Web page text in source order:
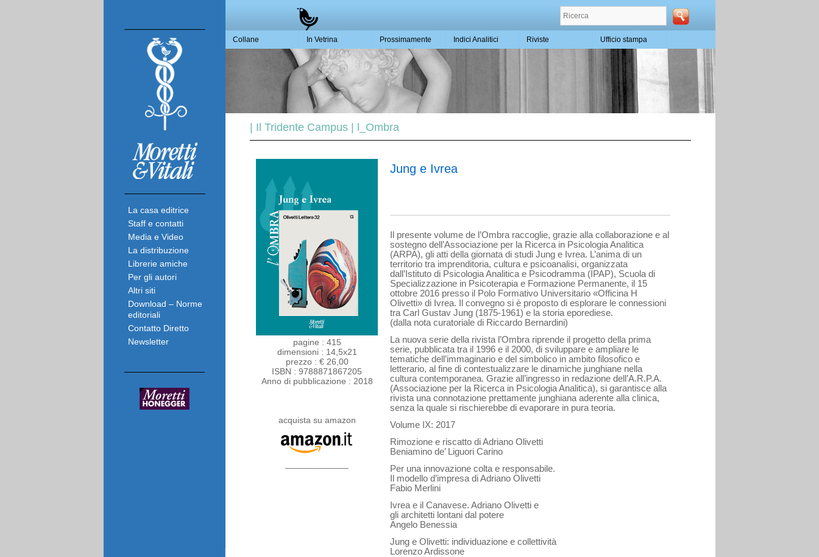
La casa editrice
Staff e contatti
Media e Video
La distribuzione
Librerie amiche
Per gli autori
Altri siti
Download – Norme
editoriali
Contatto Diretto
Newsletter
Collane In Vetrina Prossimamente Indici Analitici Riviste Ufficio stampa
| Il Tridente Campus | l_Ombra
pagine : 415
dimensioni : 14,5x21
prezzo : € 26,00
ISBN : 9788871867205
Anno di pubblicazione : 2018
acquista su amazon
Jung e Ivrea
Il presente volume de l’Ombra raccoglie, grazie alla collaborazione e al
sostegno dell’Associazione per la Ricerca in Psicologia Analitica
(ARPA), gli atti della giornata di studi Jung e Ivrea. L’anima di un
territorio tra imprenditoria, cultura e psicoanalisi, organizzata
dall’Istituto di Psicologia Analitica e Psicodramma (IPAP), Scuola di
Specializzazione in Psicoterapia e Formazione Permanente, il 15
ottobre 2016 presso il Polo Formativo Universitario «Officina H
Olivetti» di Ivrea. Il convegno si è proposto di esplorare le connessioni
tra Carl Gustav Jung (1875-1961) e la storia eporediese.
(dalla nota curatoriale di Riccardo Bernardini)
La nuova serie della rivista l’Ombra riprende il progetto della prima
serie, pubblicata tra il 1996 e il 2000, di sviluppare e ampliare le
tematiche dell’immaginario e del simbolico in ambito filosofico e
letterario, al fine di contestualizzare le dinamiche junghiane nella
cultura contemporanea. Grazie all’ingresso in redazione dell’A.R.P.A.
(Associazione per la Ricerca in Psicologia Analitica), si garantisce alla
rivista una connotazione prettamente junghiana aderente alla clinica,
senza la quale si rischierebbe di evaporare in pura teoria.
Volume IX: 2017
Rimozione e riscatto di Adriano Olivetti
Beniamino de’ Liguori Carino
Per una innovazione colta e responsabile.
Il modello d’impresa di Adriano Olivetti
Fabio Merlini
Ivrea e il Canavese. Adriano Olivetti e
gli architetti lontani dal potere
Angelo Benessia
Jung e Olivetti: individuazione e collettività
Lorenzo Ardissone